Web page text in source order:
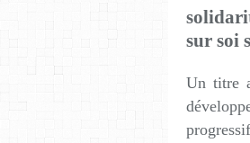
sur soi
Un titre